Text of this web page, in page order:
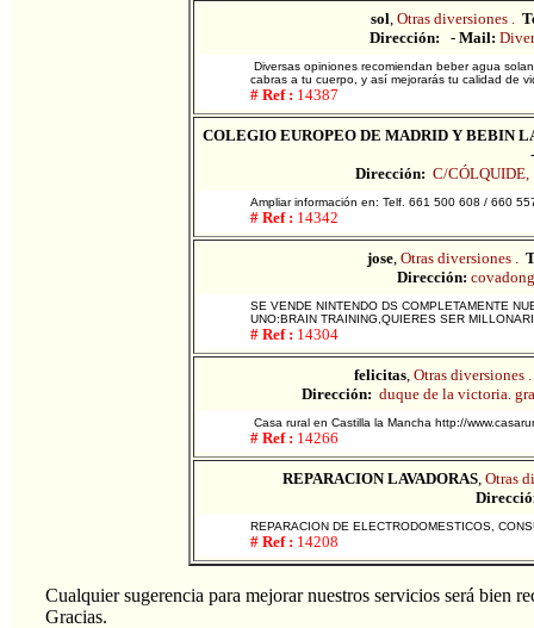
sol, Otras diversiones .
Dirección:
- Mail:
Diversas opiniones recomiendan beber agua
cabras a tu cuerpo, y así mejorarás tu calidad de
# Ref : 14387
COLEGIO EUROPEO DE MADRID Y BEBIN
Dirección: C/CÓLQUIDE,
Ampliar información en: Telf. 661 500 608 / 660
# Ref : 14342
jose, Otras diversiones .
Dirección:
SE VENDE NINTENDO DS COMPLETAMENTE
UNO:BRAIN TRAINING,QUIERES SER
# Ref : 14304
felicitas, Otras diversiones .
Dirección: duque de la victoria.
Casa rural en Castilla la Mancha http://
# Ref : 14266
REPARACION LAVADORAS, Otras
REPARACION DE ELECTRODOMESTICOS,
# Ref : 14208
Cualquier sugerencia para mejorar nuestros servicios será bien
Gracias.